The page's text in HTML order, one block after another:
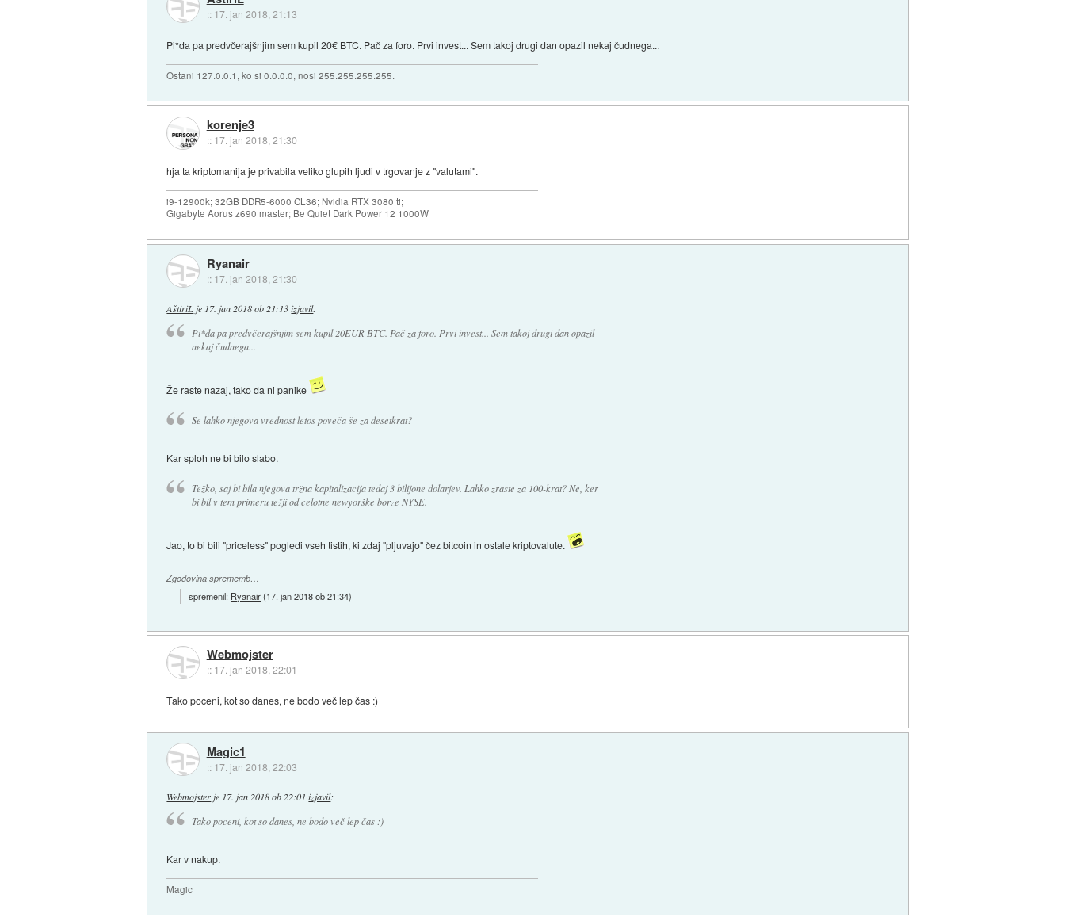
:: 17. jan 2018, 21:13
Pi*da pa predvčerajšnjim sem kupil 20€ BTC. Pač za foro. Prvi invest... Sem takoj drugi dan opazil nekaj čudnega...
Ostani 127.0.0.1, ko si 0.0.0.0, nosi 255.255.255.255.
korenje3
:: 17. jan 2018, 21:30
hja ta kriptomanija je privabila veliko glupih ljudi v trgovanje z "valutami".
i9-12900k; 32GB DDR5-6000 CL36; Nvidia RTX 3080 ti;
Gigabyte Aorus z690 master; Be Quiet Dark Power 12 1000W
Ryanair
:: 17. jan 2018, 21:30
AštiriLje 17. jan 2018 ob 21:13 izjavil:
Pi*da pa predvčerajšnjim sem kupil 20EUR BTC. Pač za foro. Prvi invest... Sem takoj drugi dan opazil
nekaj čudnega...
Že raste nazaj, tako da ni panike
Se lahko njegova vrednost letos poveča še za desetkrat?
Kar sploh ne bi bilo slabo.
Težko, saj bi bila njegova tržna kapitalizacija tedaj 3 bilijone dolarjev. Lahko zraste za 100-krat? Ne, ker
bi bil v tem primeru težji od celotne newyorške borze NYSE.
Jao, to bi bili "priceless" pogledi vseh tistih, ki zdaj "pljuvajo" čez bitcoin in ostale kriptovalute.
Zgodovina sprememb…
spremenil: Ryanair(17. jan 2018 ob 21:34)
Webmojster
:: 17. jan 2018, 22:01
Tako poceni, kot so danes, ne bodo več lep čas :)
Magic1
:: 17. jan 2018, 22:03
Webmojsterje 17. jan 2018 ob 22:01 izjavil:
Tako poceni, kot so danes, ne bodo več lep čas :)
Kar v nakup.
Magic